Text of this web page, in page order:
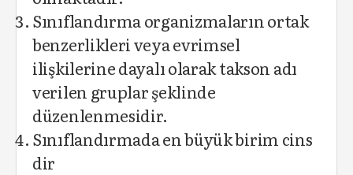
Sınıflandırma organizmaların ortak
benzerlikleri veya evrimsel
ilişkilerine dayalı olarak takson adı
verilen gruplar şeklinde
düzenlenmesidir.
Sınıflandırmada en büyük birim cins
dir